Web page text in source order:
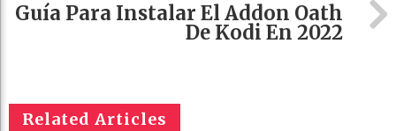
Guía Para Instalar El Addon Oath
De Kodi En 2022
Related Articles